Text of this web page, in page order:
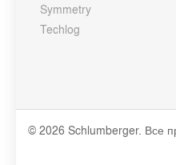
Symmetry
Techlog
© 2026 Schlumberger. Все